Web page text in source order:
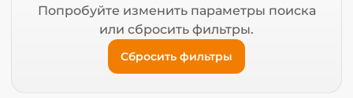
Попробуйте изменить параметры поиска
или сбросить фильтры.
Сбросить фильтры